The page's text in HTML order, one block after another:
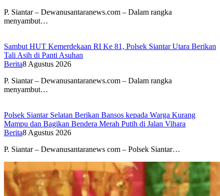
P. Siantar – Dewanusantaranews.com – Dalam rangka
menyambut…
Sambut HUT Kemerdekaan RI Ke 81, Polsek Siantar Utara Berikan
Tali Asih di Panti Asuhan
Berita8 Agustus 2026
P. Siantar – Dewanusantaranews.com – Dalam rangka
menyambut…
Polsek Siantar Selatan Berikan Bansos kepada Warga Kurang
Mampu dan Bagikan Bendera Merah Putih di Jalan Vihara
Berita8 Agustus 2026
P. Siantar – Dewanusantaranews com – Polsek Siantar…